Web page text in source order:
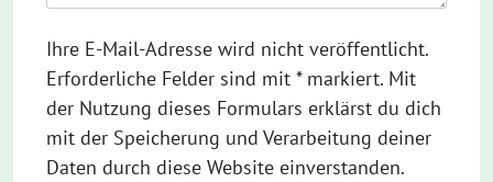
Ihre E-Mail-Adresse wird nicht veröffentlicht.
Erforderliche Felder sind mit * markiert. Mit
der Nutzung dieses Formulars erklärst du dich
mit der Speicherung und Verarbeitung deiner
Daten durch diese Website einverstanden.